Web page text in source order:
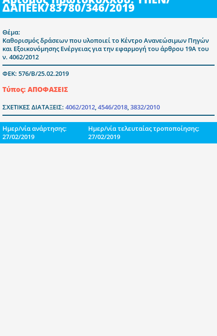
ΔΑΠΕΕΚ/83780/346/2019
Θέμα:
Καθορισμός δράσεων που υλοποιεί το Κέντρο Ανανεώσιμων Πηγών
και Εξοικονόμησης Ενέργειας για την εφαρμογή του άρθρου 19Α του
ν. 4062/2012
ΦΕΚ: 576/Β/25.02.2019
Τύπος: ΑΠΟΦΑΣΕΙΣ
ΣΧΕΤΙΚΕΣ ΔΙΑΤΑΞΕΙΣ: 4062/2012,4546/2018,3832/2010
Ημερ/νία ανάρτησης:
27/02/2019
Ημερ/νία τελευταίας τροποποίησης:
27/02/2019